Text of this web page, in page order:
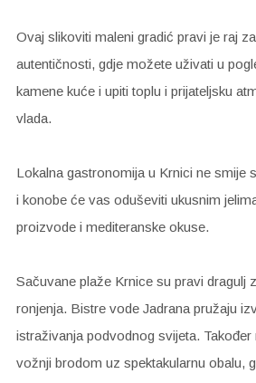
Ovaj slikoviti maleni gradić pravi je raj
autentičnosti, gdje možete uživati u
kamene kuće i upiti toplu i prijateljsku
vlada.
Lokalna gastronomija u Krnici ne smije
i konobe će vas oduševiti ukusnim
proizvode i mediteranske okuse.
Sačuvane plaže Krnice su pravi dragulj
ronjenja. Bistre vode Jadrana pružaju
istraživanja podvodnog svijeta.
vožnji brodom uz spektakularnu obalu,